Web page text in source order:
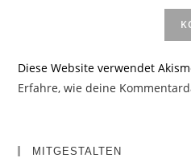
Diese Website verwendet
Erfahre, wie deine
MITGESTALTEN